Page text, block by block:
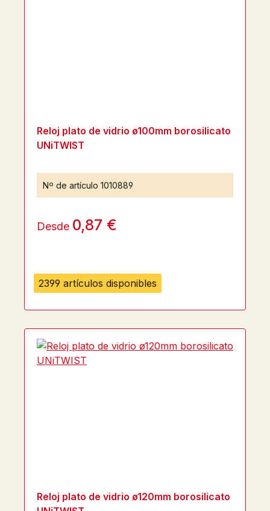
2399 artículos disponibles
Reloj plato de vidrio ø100mm borosilicato
UNiTWIST
Nº de artículo 1010889
Desde 0,87 €
Reloj plato de vidrio ø120mm borosilicato